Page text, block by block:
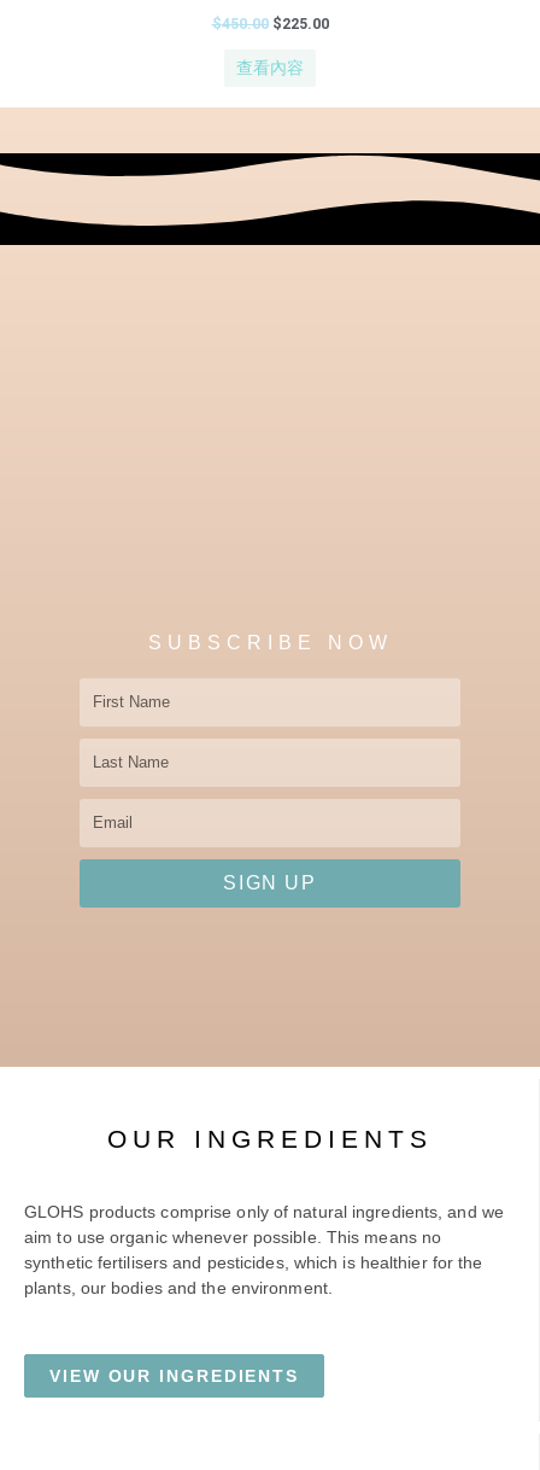
$450.00 $225.00
查看內容
SUBSCRIBE NOW
First
Name
Last
Name
Email
SIGN UP
OUR INGREDIENTS
GLOHS products comprise only of natural ingredients, and we
aim to use organic whenever possible. This means no
synthetic fertilisers and pesticides, which is healthier for the
plants, our bodies and the environment.
VIEW OUR INGREDIENTS